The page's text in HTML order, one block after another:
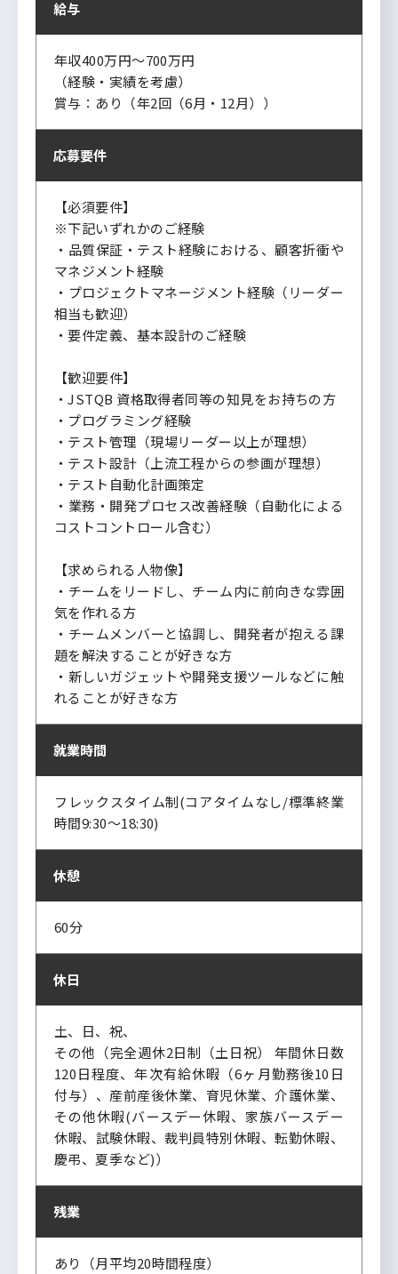
給与
年収400万円～700万円
（経験・実績を考慮）
賞与：あり（年2回（6月・12月））
応募要件
【必須要件】
※下記いずれかのご経験
・品質保証・テスト経験における、顧客折衝や
マネジメント経験
・プロジェクトマネージメント経験（リーダー
相当も歓迎）
・要件定義、基本設計のご経験
【歓迎要件】
・JSTQB 資格取得者同等の知見をお持ちの方
・プログラミング経験
・テスト管理（現場リーダー以上が理想）
・テスト設計（上流工程からの参画が理想）
・テスト⾃動化計画策定
・業務・開発プロセス改善経験（⾃動化による
コストコントロール含む）
【求められる人物像】
・チームをリードし、チーム内に前向きな雰囲
気を作れる方
・チームメンバーと協調し、開発者が抱える課
題を解決することが好きな方
・新しいガジェットや開発支援ツールなどに触
れることが好きな方
就業時間
フレックスタイム制(コアタイムなし/標準終業
時間9:30～18:30)
休憩
60分
休日
土、日、祝、
その他（完全週休2日制（土日祝） 年間休日数
120日程度、年次有給休暇（6ヶ月勤務後10日
付与）、産前産後休業、育児休業、介護休業、
その他休暇(バースデー休暇、家族バースデー
休暇、試験休暇、裁判員特別休暇、転勤休暇、
慶弔、夏季など)）
残業
あり（月平均20時間程度）